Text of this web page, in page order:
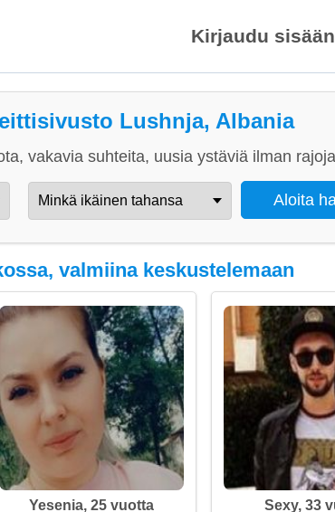
Kirjaudu sisään
Lushnja, Albania
vakavia suhteita, uusia ystäviä ilman rajoja
valmiina keskustelemaan
Yesenia, 25 vuotta Sexy, 33